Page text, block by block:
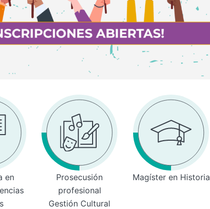
en
Prosecusión
profesional
Gestión Cultural
Magíster en Historia